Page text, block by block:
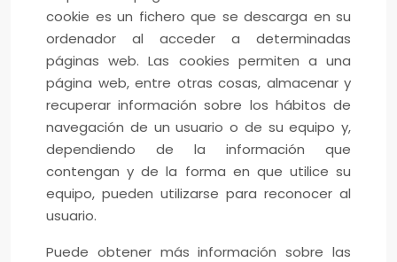
cookie es un fichero que se descarga en su
ordenador al acceder a determinadas
páginas web. Las cookies permiten a una
página web, entre otras cosas, almacenar y
recuperar información sobre los hábitos de
navegación de un usuario o de su equipo y,
dependiendo de la información que
contengan y de la forma en que utilice su
equipo, pueden utilizarse para reconocer al
usuario.
Puede obtener más información sobre las